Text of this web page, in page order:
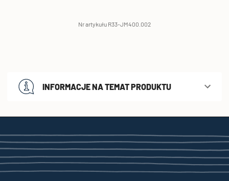
Nr artykułu R33-JM400.002
INFORMACJE NA TEMAT PRODUKTU